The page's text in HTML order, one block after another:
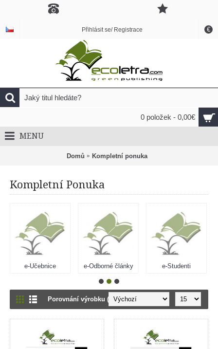
€
Přihlásit se/ Registrace
0 položek - 0,00€
MENU
Domů Kompletní ponuka
Kompletní Ponuka
e-Učebnice e-Odborné články e-Studenti
Porovnání výrobku (0)